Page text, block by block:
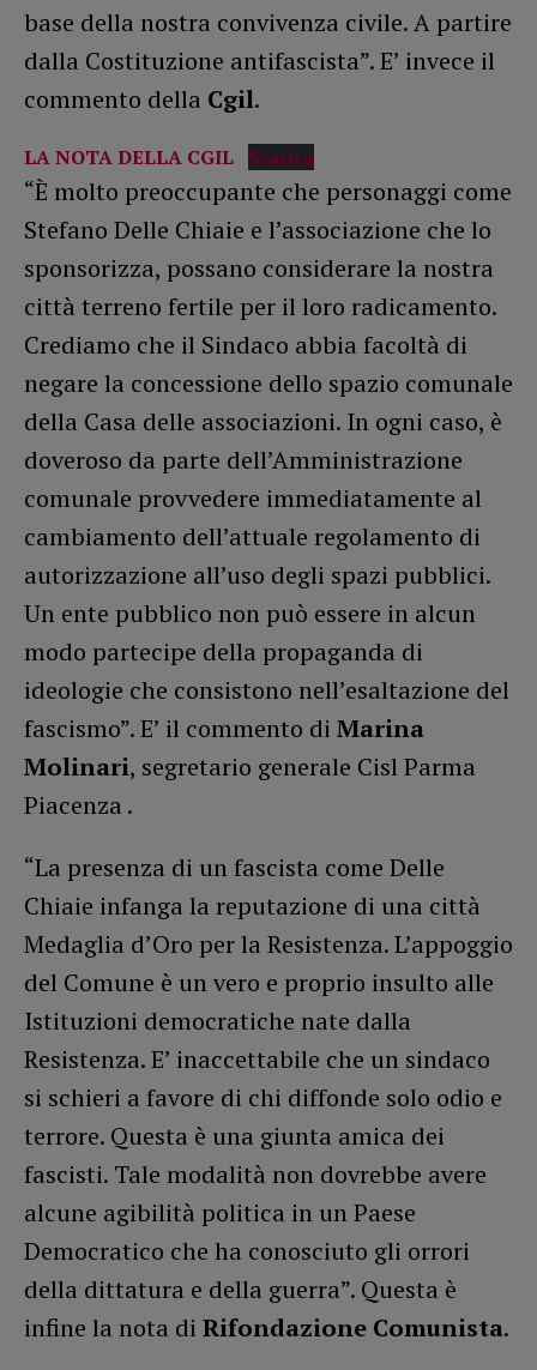
base della nostra convivenza civile. A partire
dalla Costituzione antifascista”. E’ invece il
commento della Cgil.
LA NOTA DELLA CGIL Scarica
“È molto preoccupante che personaggi come
Stefano Delle Chiaie e l’associazione che lo
sponsorizza, possano considerare la nostra
città terreno fertile per il loro radicamento.
Crediamo che il Sindaco abbia facoltà di
negare la concessione dello spazio comunale
della Casa delle associazioni. In ogni caso, è
doveroso da parte dell’Amministrazione
comunale provvedere immediatamente al
cambiamento dell’attuale regolamento di
autorizzazione all’uso degli spazi pubblici.
Un ente pubblico non può essere in alcun
modo partecipe della propaganda di
ideologie che consistono nell’esaltazione del
fascismo”. E’ il commento di Marina
Molinari, segretario generale Cisl Parma
Piacenza .
“La presenza di un fascista come Delle
Chiaie infanga la reputazione di una città
Medaglia d’Oro per la Resistenza. L’appoggio
del Comune è un vero e proprio insulto alle
Istituzioni democratiche nate dalla
Resistenza. E’ inaccettabile che un sindaco
si schieri a favore di chi diffonde solo odio e
terrore. Questa è una giunta amica dei
fascisti. Tale modalità non dovrebbe avere
alcune agibilità politica in un Paese
Democratico che ha conosciuto gli orrori
della dittatura e della guerra”. Questa è
infine la nota di Rifondazione Comunista.